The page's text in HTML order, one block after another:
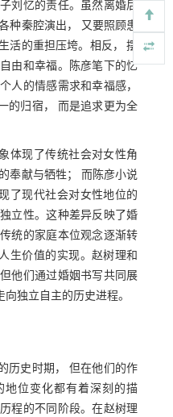
刘忆的责任。虽然离婚后
种秦腔演出， 又要照顾患
活的重担压垮。相反， 摆
由和幸福。陈彦笔下的忆
人的情感需求和幸福感，
的归宿， 而是追求更为全
体现了传统社会对女性角
奉献与牺牲； 而陈彦小说
了现代社会对女性地位的
立性。这种差异反映了婚
统的家庭本位观念逐渐转
生价值的实现。赵树理和
他们通过婚姻书写共同展
独立自主的历史进程。
历史时期， 但在他们的作
位变化都有着深刻的描
程的不同阶段。在赵树理